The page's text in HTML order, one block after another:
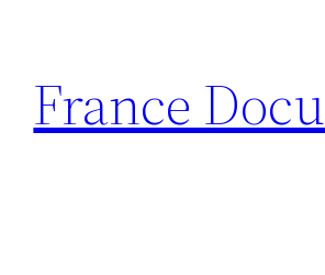
contenu
France Docu